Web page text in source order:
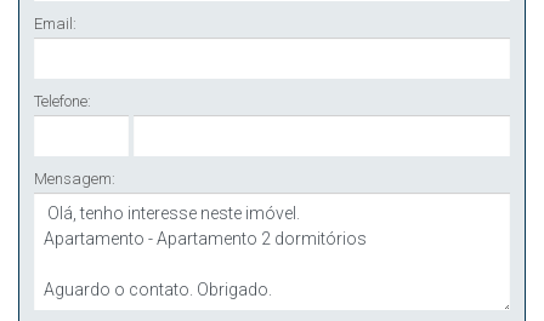
Email:
Telefone:
Mensagem: